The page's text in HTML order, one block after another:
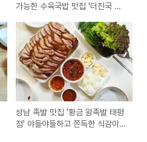
가능한 수육국밥 맛집 '더진국 수
성남 족발 맛집 '황금 왕족발 태평
점' 야들야들하고 쫀득한 식감이